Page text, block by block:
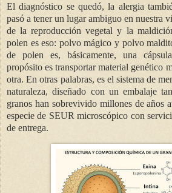
El diagnóstico se quedó, la alergia
pasó a tener un lugar ambiguo en nuestra
de la reproducción vegetal y la
polen es eso: polvo mágico y polvo
de polen es, básicamente, una
propósito es transportar material genético
otra. En otras palabras, es el sistema de
naturaleza, diseñado con un embalaje
granos han sobrevivido millones de años
especie de SEUR microscópico con
de entrega.